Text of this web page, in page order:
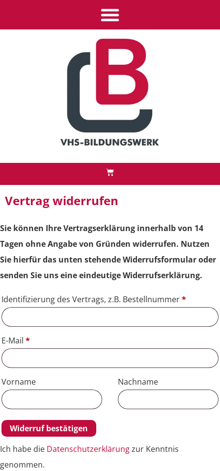
Vertrag widerrufen
Sie können Ihre Vertragserklärung innerhalb von 14
Tagen ohne Angabe von Gründen widerrufen. Nutzen
Sie hierfür das unten stehende Widerrufsformular oder
senden Sie uns eine eindeutige Widerrufserklärung.
Identifizierung des Vertrags, z.B. Bestellnummer*
E-Mail *
E-
Mail
(wiederholen)*
Vorname Nachname
Widerruf bestätigen
Ich habe die Datenschutzerklärungzur Kenntnis
genommen.